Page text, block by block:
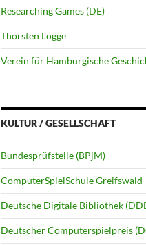
Researching Games (DE)
Thorsten Logge
Verein für Hamburgische
KULTUR / GESELLSCHAFT
Bundesprüfstelle (BPjM)
ComputerSpielSchule Greifswald
Deutsche Digitale Bibliothek
Deutscher Computerspielpreis